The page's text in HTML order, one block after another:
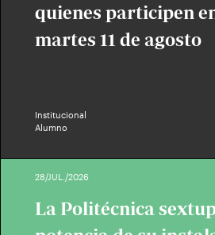
quienes participen
martes 11 de agosto
Institucional
Alumno
28/JUL./2026
La Politécnica